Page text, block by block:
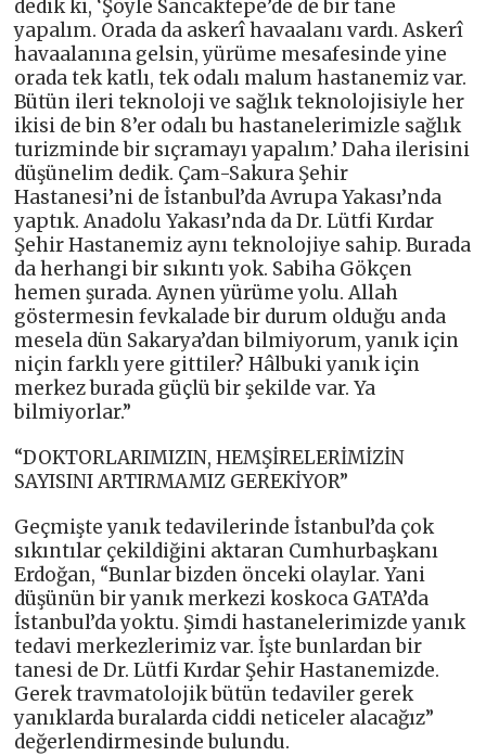
dedik ki, ‘Şöyle Sancaktepe’de de bir tane
yapalım. Orada da askerî havaalanı vardı. Askerî
havaalanına gelsin, yürüme mesafesinde yine
orada tek katlı, tek odalı malum hastanemiz var.
Bütün ileri teknoloji ve sağlık teknolojisiyle her
ikisi de bin 8’er odalı bu hastanelerimizle sağlık
turizminde bir sıçramayı yapalım.’ Daha ilerisini
düşünelim dedik. Çam-Sakura Şehir
Hastanesi’ni de İstanbul’da Avrupa Yakası’nda
yaptık. Anadolu Yakası’nda da Dr. Lütfi Kırdar
Şehir Hastanemiz aynı teknolojiye sahip. Burada
da herhangi bir sıkıntı yok. Sabiha Gökçen
hemen şurada. Aynen yürüme yolu. Allah
göstermesin fevkalade bir durum olduğu anda
mesela dün Sakarya’dan bilmiyorum, yanık için
niçin farklı yere gittiler? Hâlbuki yanık için
merkez burada güçlü bir şekilde var. Ya
bilmiyorlar.”
“DOKTORLARIMIZIN, HEMŞİRELERİMİZİN
SAYISINI ARTIRMAMIZ GEREKİYOR”
Geçmişte yanık tedavilerinde İstanbul’da çok
sıkıntılar çekildiğini aktaran Cumhurbaşkanı
Erdoğan, “Bunlar bizden önceki olaylar. Yani
düşünün bir yanık merkezi koskoca GATA’da
İstanbul’da yoktu. Şimdi hastanelerimizde yanık
tedavi merkezlerimiz var. İşte bunlardan bir
tanesi de Dr. Lütfi Kırdar Şehir Hastanemizde.
Gerek travmatolojik bütün tedaviler gerek
yanıklarda buralarda ciddi neticeler alacağız”
değerlendirmesinde bulundu.